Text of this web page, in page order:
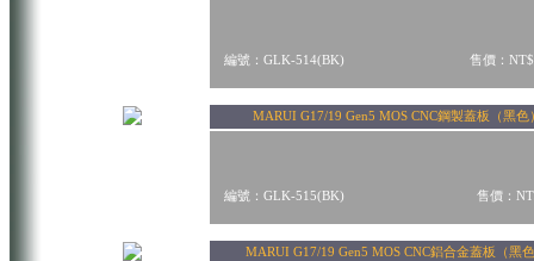
編號：GLK-514(BK) 售價：
MARUI G17/19 Gen5 MOS CNC鋼製蓋板（黑色）
編號：GLK-515(BK) 售價：
MARUI G17/19 Gen5 MOS CNC鋁合金蓋板（黑色